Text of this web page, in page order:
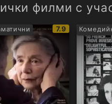
филми с
IMDb
рейтинг:
7.9